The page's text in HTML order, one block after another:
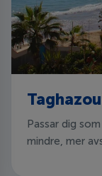
Passar dig
mindre, mer